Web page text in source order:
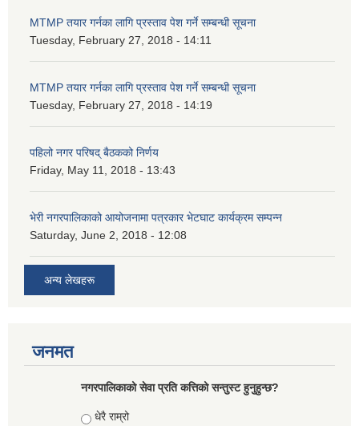
MTMP तयार गर्नका लागि प्रस्ताव पेश गर्ने सम्बन्धी सूचना
Tuesday, February 27, 2018 - 14:11
MTMP तयार गर्नका लागि प्रस्ताव पेश गर्ने सम्बन्धी सूचना
Tuesday, February 27, 2018 - 14:19
पहिलो नगर परिषद् बैठकको निर्णय
Friday, May 11, 2018 - 13:43
भेरी नगरपालिकाको आयोजनामा पत्रकार भेटघाट कार्यक्रम सम्पन्न
Saturday, June 2, 2018 - 12:08
अन्य लेखहरू
जनमत
नगरपालिकाको सेवा प्रति कत्तिको सन्तुस्ट हुनुहुन्छ?
Choices
धेरै राम्रो